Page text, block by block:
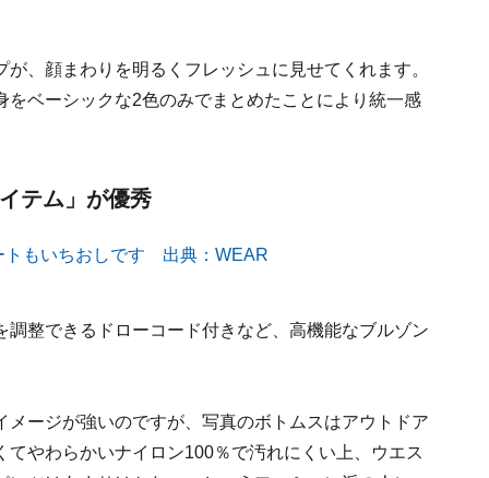
、顔まわりを明るくフレッシュに見せてくれます。
ベーシックな2色のみでまとめたことにより統一感
テム」が優秀
整できるドローコード付きなど、高機能なブルゾン
ージが強いのですが、写真のボトムスはアウトドア
やわらかいナイロン100％で汚れにくい上、ウエス